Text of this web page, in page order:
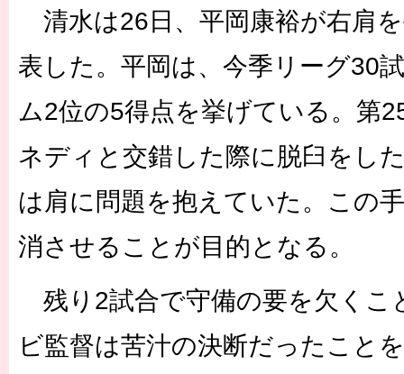
清水は26日、平岡康裕が右肩
表した。平岡は、今季リーグ30
ム2位の5得点を挙げている。第
ネディと交錯した際に脱臼をし
は肩に問題を抱えていた。この
消させることが目的となる。
残り2試合で守備の要を欠くこ
ビ監督は苦汁の決断だったこと